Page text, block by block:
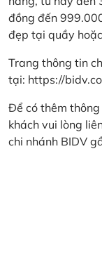
đồng đến
đẹp tại quầy
Trang thông tin
tại: https://
Để có thêm
khách vui lòng
chi nhánh BIDV